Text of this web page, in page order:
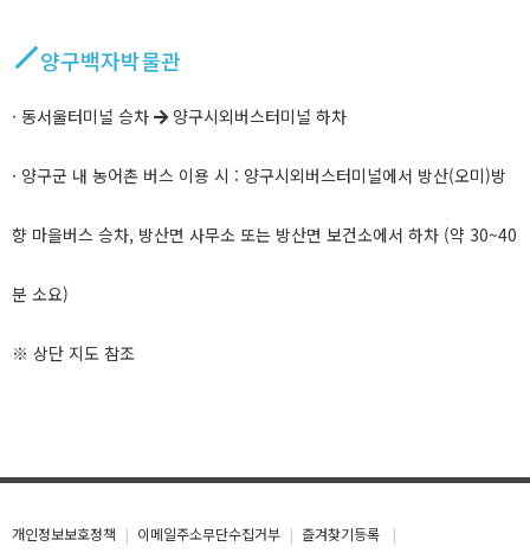
양구백자박물관
· 동서울터미널 승차 양구시외버스터미널 하차
· 양구군 내 농어촌 버스 이용 시 : 양구시외버스터미널에서 방산(오미)방
향 마을버스 승차, 방산면 사무소 또는 방산면 보건소에서 하차 (약 30~40
분 소요)
※ 상단 지도 참조
개인정보보호정책 이메일주소무단수집거부 즐겨찾기등록